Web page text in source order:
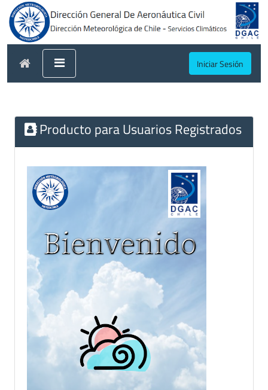
Iniciar Sesión
Producto para Usuarios Registrados